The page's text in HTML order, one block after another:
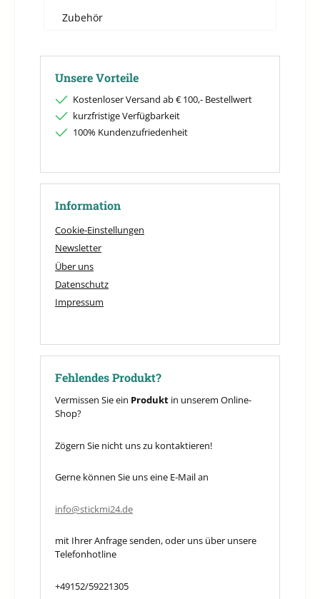
Zubehör
Unsere Vorteile
Kostenloser Versand ab € 100,- Bestellwert
kurzfristige Verfügbarkeit
100% Kundenzufriedenheit
Information
Cookie-Einstellungen
Newsletter
Über uns
Datenschutz
Impressum
Fehlendes Produkt?
Vermissen Sie ein Produkt in unserem Online-
Shop?
Zögern Sie nicht uns zu kontaktieren!
Gerne können Sie uns eine E-Mail an
info@stickmi24.de
mit Ihrer Anfrage senden, oder uns über unsere
Telefonhotline
+49152/59221305